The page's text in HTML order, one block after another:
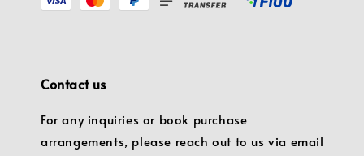
Contact us
For any inquiries or book purchase
arrangements, please reach out to us via email